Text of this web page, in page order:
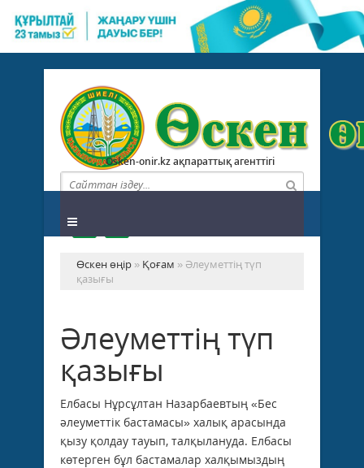
Osken-onir.kz ақпараттық агенттігі
Өскен өңір » Қоғам » Әлеуметтің түп
қазығы
Әлеуметтің түп
қазығы
Елбасы Нұрсұлтан Назарбаевтың «Бес
әлеуметтік бастамасы» халық арасында
қызу қолдау тауып, талқылануда. Елбасы
көтерген бұл бастамалар халқымыздың